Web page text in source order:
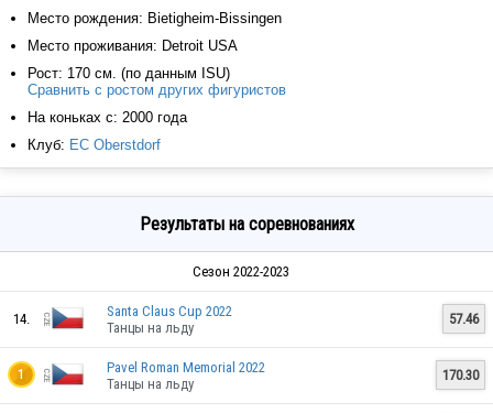
Место рождения: Bietigheim-Bissingen
Место проживания: Detroit USA
Рост: 170 см. (по данным ISU)
Сравнить с ростом других фигуристов
На коньках с: 2000 года
Клуб: EC Oberstdorf
Результаты на соревнованиях
Сезон 2022-2023
14.
Santa Claus Cup 2022
Танцы на льду
57.46
1
Pavel Roman Memorial 2022
Танцы на льду
170.30